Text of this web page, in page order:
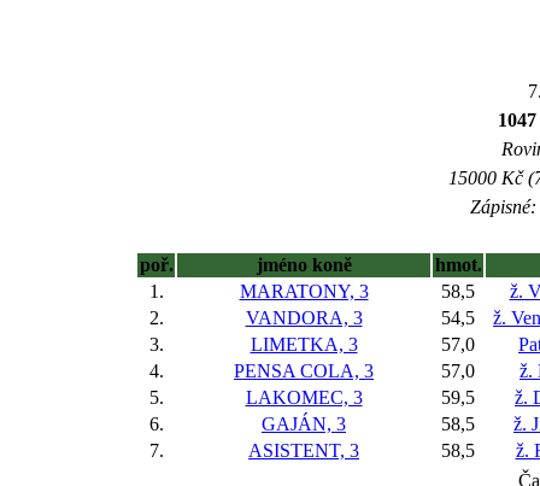
15000 Kč
poř. jméno koně
hmot.
1.
MARATONY, 3 58,5
ž.
2.
VANDORA, 3 54,5
ž.
3.
LIMETKA, 3 57,0
4.
PENSA COLA, 3 57,0
ž.
5.
LAKOMEC, 3 59,5
ž.
6.
GAJÁN, 3 58,5
ž.
7.
ASISTENT, 3 58,5
ž.